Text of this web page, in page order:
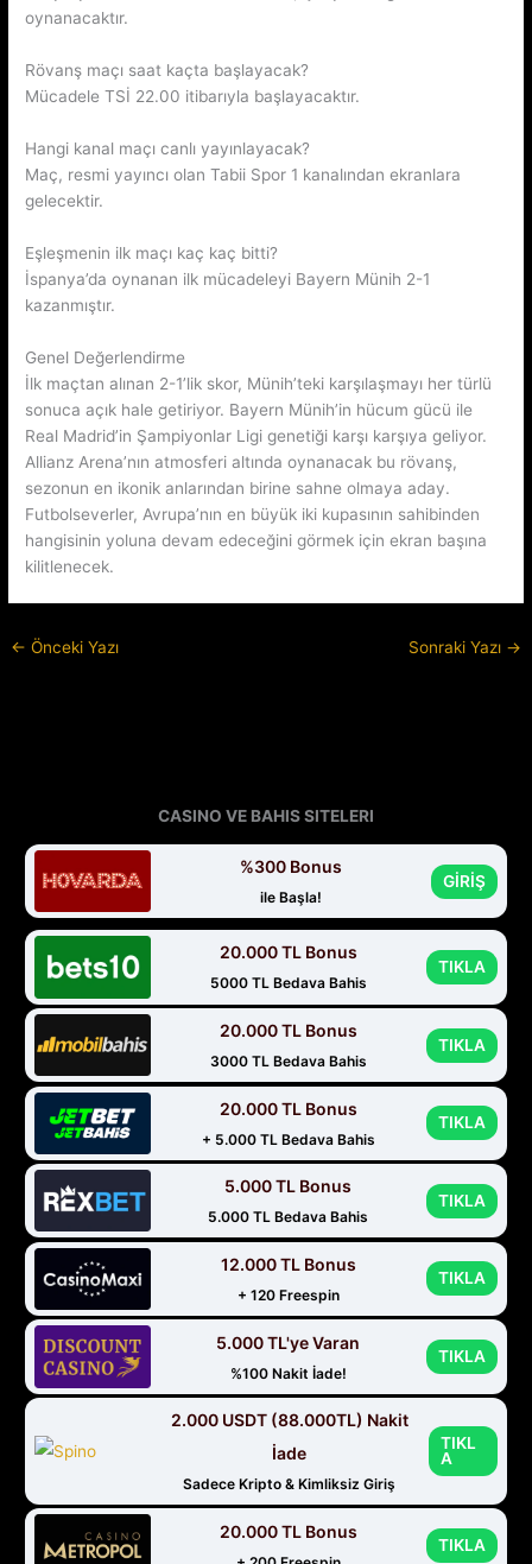
oynanacaktır.
Rövanş maçı saat kaçta başlayacak?
Mücadele TSİ 22.00 itibarıyla başlayacaktır.
Hangi kanal maçı canlı yayınlayacak?
Maç, resmi yayıncı olan Tabii Spor 1 kanalından ekranlara
gelecektir.
Eşleşmenin ilk maçı kaç kaç bitti?
İspanya’da oynanan ilk mücadeleyi Bayern Münih 2-1
kazanmıştır.
Genel Değerlendirme
İlk maçtan alınan 2-1’lik skor, Münih’teki karşılaşmayı her türlü
sonuca açık hale getiriyor. Bayern Münih’in hücum gücü ile
Real Madrid’in Şampiyonlar Ligi genetiği karşı karşıya geliyor.
Allianz Arena’nın atmosferi altında oynanacak bu rövanş,
sezonun en ikonik anlarından birine sahne olmaya aday.
Futbolseverler, Avrupa’nın en büyük iki kupasının sahibinden
hangisinin yoluna devam edeceğini görmek için ekran başına
kilitlenecek.
← Önceki Yazı Sonraki Yazı →
CASINO VE BAHIS SITELERI
%300 Bonus
ile Başla!
GİRİŞ
20.000 TL Bonus
5000 TL Bedava Bahis
TIKLA
20.000 TL Bonus
3000 TL Bedava Bahis
TIKLA
20.000 TL Bonus
+ 5.000 TL Bedava Bahis
TIKLA
5.000 TL Bonus
5.000 TL Bedava Bahis
TIKLA
12.000 TL Bonus
+ 120 Freespin
TIKLA
5.000 TL'ye Varan
%100 Nakit İade!
TIKLA
2.000 USDT (88.000TL) Nakit
İade
Sadece Kripto & Kimliksiz Giriş
TIKL
A
20.000 TL Bonus
TIKLA